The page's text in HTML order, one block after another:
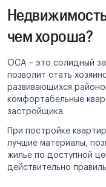
чем хороша?
ОСА – это солидный
позволит стать
развивающихся
комфортабельные
застройщика.
При постройке
лучшие материалы,
жилье по доступной
действительно